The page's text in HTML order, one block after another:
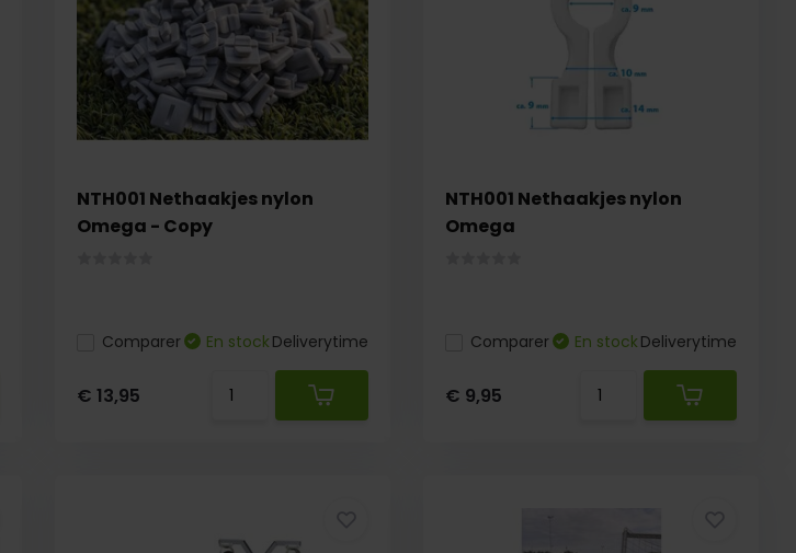
NTH001 Nethaakjes nylon
Omega - Copy
Comparer En stock Deliverytime
€ 13,95
NTH001 Nethaakjes nylon
Omega
Comparer En stock Deliverytime
€ 9,95